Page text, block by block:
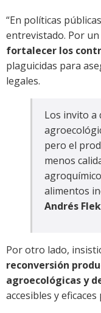
“En políticas
entrevistado. Por un
fortalecer los
plaguicidas para
legales.
Los invito a
pero el
menos
alimentos
Andrés
Por otro lado,
reconversión
agroecológicas y
accesibles y